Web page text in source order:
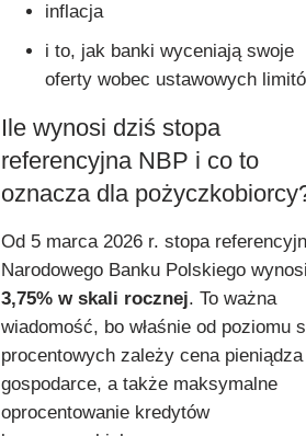
inflacja
i to, jak banki wyceniają swoje
oferty wobec ustawowych
Ile wynosi dziś stopa
referencyjna NBP i co to
oznacza dla
Od 5 marca 2026 r. stopa
Narodowego Banku Polskiego
3,75% w skali rocznej. To ważna
wiadomość, bo właśnie od poziomu
procentowych zależy cena
gospodarce, a także maksymalne
oprocentowanie kredytów